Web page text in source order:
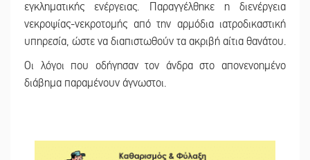
εγκληματικής ενέργειας. Παραγγέλθηκε η διενέργεια
νεκροψίας-νεκροτομής από την αρμόδια ιατροδικαστική
υπηρεσία, ώστε να διαπιστωθούν τα ακριβή αίτια θανάτου.
Οι λόγοι που οδήγησαν τον άνδρα στο απονενοημένο
διάβημα παραμένουν άγνωστοι.